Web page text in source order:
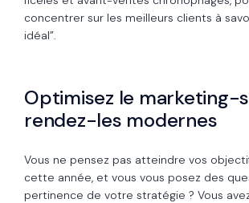
concentrer sur les meilleurs clients à
idéal”.
Optimisez le marketing-
rendez-les modernes
Vous ne pensez pas atteindre vos
cette année, et vous vous posez des
pertinence de votre stratégie ? Vous